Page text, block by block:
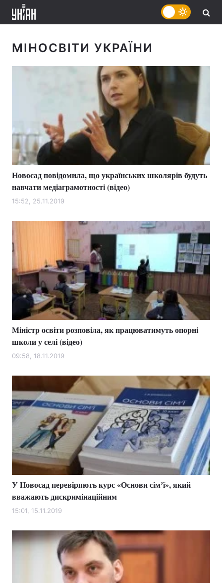
Головна Війна
Україна
Економіка Світ
Наука
Техно і зв'язок Лайт
МІНОСВІТИ УКРАЇНИ
Новосад повідомила, що українських школярів будуть
навчати медіаграмотності (відео)
15:52, 25.11.2019
Міністр освіти розповіла, як працюватимуть опорні
школи у селі (відео)
09:58, 18.11.2019
У Новосад перевіряють курс «Основи сімʼї», який
вважають дискримінаційним
15:01, 15.11.2019